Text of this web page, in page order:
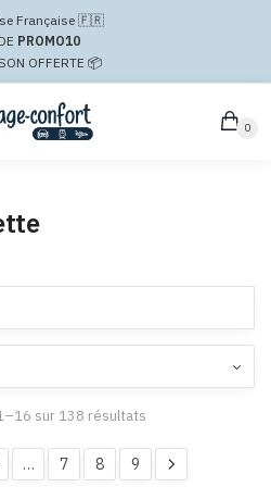
Française 🇫🇷
PROMO10
OFFERTE 📦
0
sur 138 résultats
… 7 8 9